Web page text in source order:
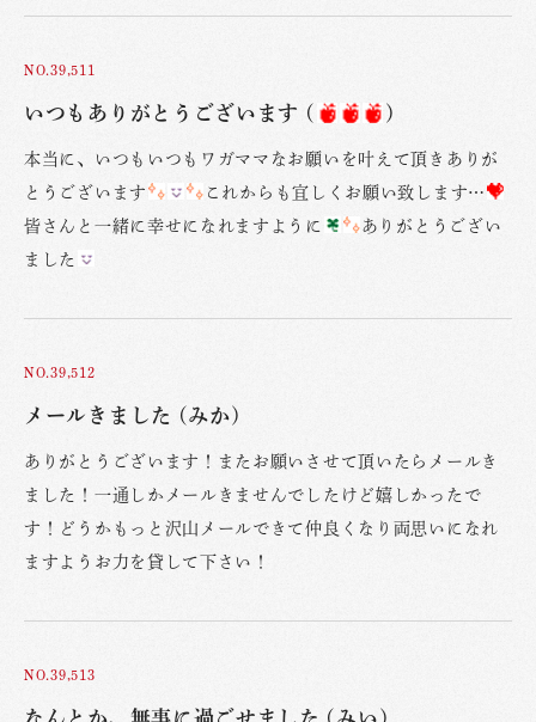
NO.39,511
いつもありがとうございます ( )
本当に、いつもいつもワガママなお願いを叶えて頂きありが
とうございます
これからも宜しくお願い致します…
皆さんと一緒に幸せになれますように
ありがとうござい
ました
NO.39,512
メールきました (みか)
ありがとうございます！またお願いさせて頂いたらメールき
ました！一通しかメールきませんでしたけど嬉しかったで
す！どうかもっと沢山メールできて仲良くなり両思いになれ
ますようお力を貸して下さい！
NO.39,513